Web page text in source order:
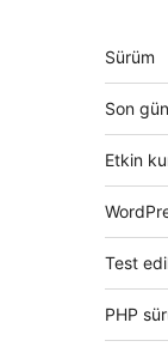
Meta
Sürüm
Son
Etkin
Test
PHP